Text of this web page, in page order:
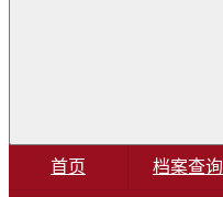
首页 档案查询